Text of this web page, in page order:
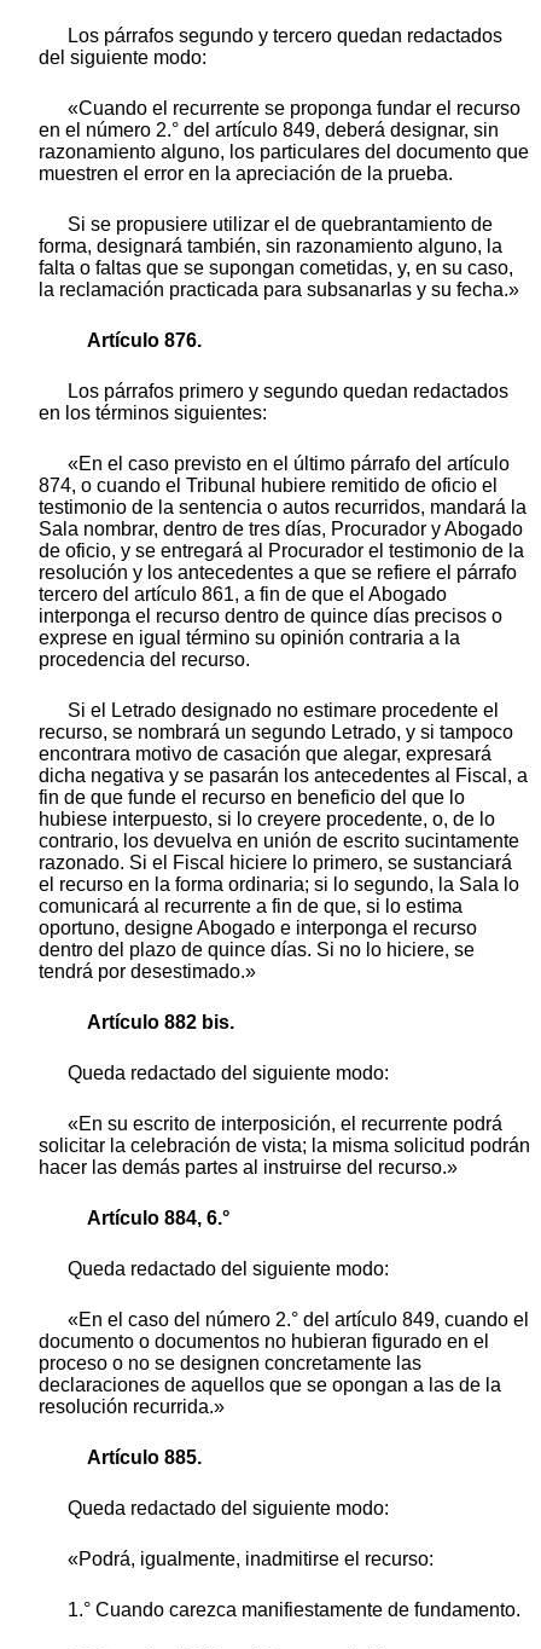
Los párrafos segundo y tercero quedan redactados
del siguiente modo:
«Cuando el recurrente se proponga fundar el recurso
en el número 2.° del artículo 849, deberá designar, sin
razonamiento alguno, los particulares del documento que
muestren el error en la apreciación de la prueba.
Si se propusiere utilizar el de quebrantamiento de
forma, designará también, sin razonamiento alguno, la
falta o faltas que se supongan cometidas, y, en su caso,
la reclamación practicada para subsanarlas y su fecha.»
Artículo 876.
Los párrafos primero y segundo quedan redactados
en los términos siguientes:
«En el caso previsto en el último párrafo del artículo
874, o cuando el Tribunal hubiere remitido de oficio el
testimonio de la sentencia o autos recurridos, mandará la
Sala nombrar, dentro de tres días, Procurador y Abogado
de oficio, y se entregará al Procurador el testimonio de la
resolución y los antecedentes a que se refiere el párrafo
tercero del artículo 861, a fin de que el Abogado
interponga el recurso dentro de quince días precisos o
exprese en igual término su opinión contraria a la
procedencia del recurso.
Si el Letrado designado no estimare procedente el
recurso, se nombrará un segundo Letrado, y si tampoco
encontrara motivo de casación que alegar, expresará
dicha negativa y se pasarán los antecedentes al Fiscal, a
fin de que funde el recurso en beneficio del que lo
hubiese interpuesto, si lo creyere procedente, o, de lo
contrario, los devuelva en unión de escrito sucintamente
razonado. Si el Fiscal hiciere lo primero, se sustanciará
el recurso en la forma ordinaria; si lo segundo, la Sala lo
comunicará al recurrente a fin de que, si lo estima
oportuno, designe Abogado e interponga el recurso
dentro del plazo de quince días. Si no lo hiciere, se
tendrá por desestimado.»
Artículo 882 bis.
Queda redactado del siguiente modo:
«En su escrito de interposición, el recurrente podrá
solicitar la celebración de vista; la misma solicitud podrán
hacer las demás partes al instruirse del recurso.»
Artículo 884, 6.°
Queda redactado del siguiente modo:
«En el caso del número 2.° del artículo 849, cuando el
documento o documentos no hubieran figurado en el
proceso o no se designen concretamente las
declaraciones de aquellos que se opongan a las de la
resolución recurrida.»
Artículo 885.
Queda redactado del siguiente modo:
«Podrá, igualmente, inadmitirse el recurso:
1.° Cuando carezca manifiestamente de fundamento.